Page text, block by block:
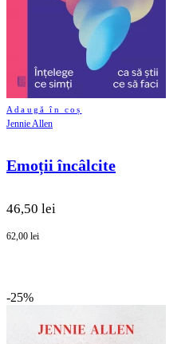
Adaugă în coș
Jennie Allen
Emoții încâlcite
46,50 lei
62,00 lei
-25%